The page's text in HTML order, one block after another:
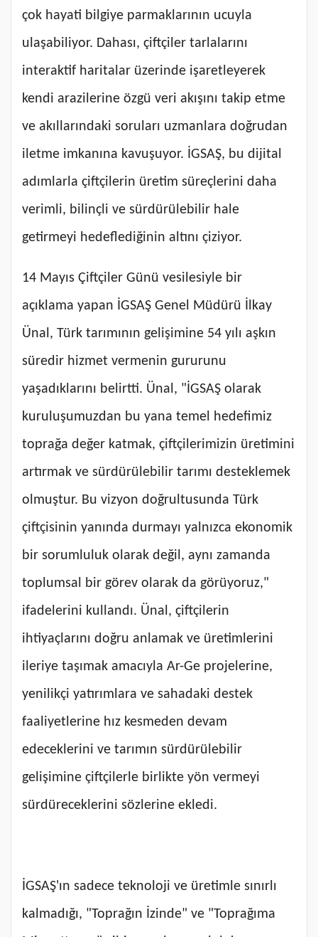
çok hayati bilgiye parmaklarının ucuyla
ulaşabiliyor. Dahası, çiftçiler tarlalarını
interaktif haritalar üzerinde işaretleyerek
kendi arazilerine özgü veri akışını takip etme
ve akıllarındaki soruları uzmanlara doğrudan
iletme imkanına kavuşuyor. İGSAŞ, bu dijital
adımlarla çiftçilerin üretim süreçlerini daha
verimli, bilinçli ve sürdürülebilir hale
getirmeyi hedeflediğinin altını çiziyor.
14 Mayıs Çiftçiler Günü vesilesiyle bir
açıklama yapan İGSAŞ Genel Müdürü İlkay
Ünal, Türk tarımının gelişimine 54 yılı aşkın
süredir hizmet vermenin gururunu
yaşadıklarını belirtti. Ünal, "İGSAŞ olarak
kuruluşumuzdan bu yana temel hedefimiz
toprağa değer katmak, çiftçilerimizin üretimini
artırmak ve sürdürülebilir tarımı desteklemek
olmuştur. Bu vizyon doğrultusunda Türk
çiftçisinin yanında durmayı yalnızca ekonomik
bir sorumluluk olarak değil, aynı zamanda
toplumsal bir görev olarak da görüyoruz,"
ifadelerini kullandı. Ünal, çiftçilerin
ihtiyaçlarını doğru anlamak ve üretimlerini
ileriye taşımak amacıyla Ar-Ge projelerine,
yenilikçi yatırımlara ve sahadaki destek
faaliyetlerine hız kesmeden devam
edeceklerini ve tarımın sürdürülebilir
gelişimine çiftçilerle birlikte yön vermeyi
sürdüreceklerini sözlerine ekledi.
İGSAŞ'ın sadece teknoloji ve üretimle sınırlı
kalmadığı, "Toprağın İzinde" ve "Toprağıma